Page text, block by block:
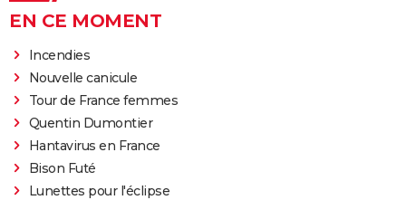
EN CE MOMENT
Incendies
Nouvelle canicule
Tour de France femmes
Quentin Dumontier
Hantavirus en France
Bison Futé
Lunettes pour l'éclipse